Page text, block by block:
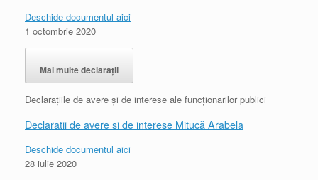
Deschide documentul aici
1 octombrie 2020
Mai multe declarații
Declarațiile de avere și de interese ale funcționarilor publici
Declaratii de avere si de interese Mitucă Arabela
Deschide documentul aici
28 iulie 2020